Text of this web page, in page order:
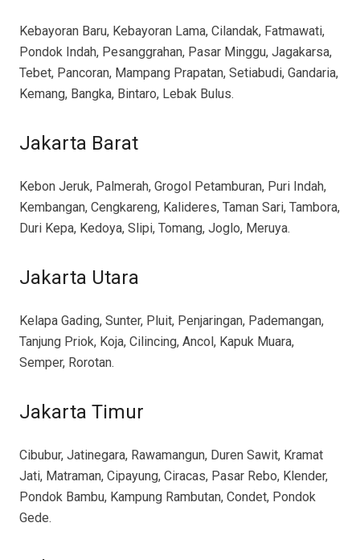
Kebayoran Baru, Kebayoran Lama, Cilandak, Fatmawati,
Pondok Indah, Pesanggrahan, Pasar Minggu, Jagakarsa,
Tebet, Pancoran, Mampang Prapatan, Setiabudi, Gandaria,
Kemang, Bangka, Bintaro, Lebak Bulus.
Jakarta Barat
Kebon Jeruk, Palmerah, Grogol Petamburan, Puri Indah,
Kembangan, Cengkareng, Kalideres, Taman Sari, Tambora,
Duri Kepa, Kedoya, Slipi, Tomang, Joglo, Meruya.
Jakarta Utara
Kelapa Gading, Sunter, Pluit, Penjaringan, Pademangan,
Tanjung Priok, Koja, Cilincing, Ancol, Kapuk Muara,
Semper, Rorotan.
Jakarta Timur
Cibubur, Jatinegara, Rawamangun, Duren Sawit, Kramat
Jati, Matraman, Cipayung, Ciracas, Pasar Rebo, Klender,
Pondok Bambu, Kampung Rambutan, Condet, Pondok
Gede.